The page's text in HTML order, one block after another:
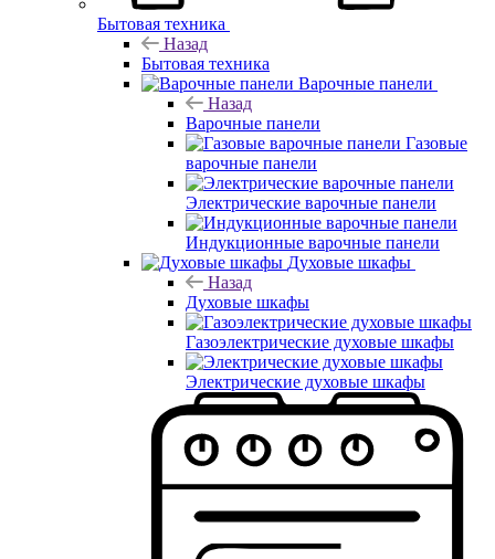
Бытовая техника
Назад
Бытовая техника
Варочные панели
Назад
Варочные панели
Газовые
варочные панели
Электрические варочные панели
Индукционные варочные панели
Духовые шкафы
Назад
Духовые шкафы
Газоэлектрические духовые шкафы
Электрические духовые шкафы